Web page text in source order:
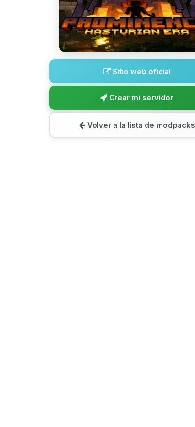
Sitio web oficial
Crear mi servidor
Volver a la lista de modpacks